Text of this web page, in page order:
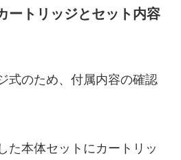
ートリッジとセット内容
式のため、付属内容の確認
た本体セットにカートリッ